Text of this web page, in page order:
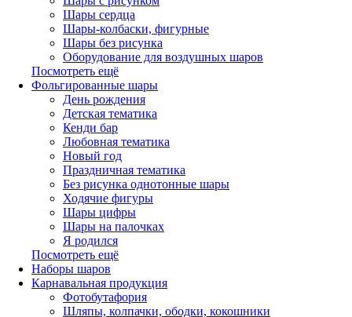
Шары сердца
Шары-колбаски, фигурные
Шары без рисунка
Оборудование для воздушных шаров
Посмотреть ещё
Фольгированные шары
День рождения
Детская тематика
Кенди бар
Любовная тематика
Новый год
Праздничная тематика
Без рисунка однотонные шары
Ходячие фигуры
Шары цифры
Шары на палочках
Я родился
Посмотреть ещё
Наборы шаров
Карнавальная продукция
Фотобутафория
Шляпы, колпачки, ободки, кокошники